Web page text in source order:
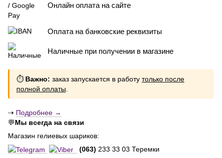
Онлайн оплата на сайте
Оплата на банковские реквизиты
Наличные при получении в магазине
⏱ Важно: заказ запускается в работу только после
полной оплаты
⇢ Подробнее →
💬Мы всегда на связи
Магазин гелиевых шариков:
(063) 233 33 03 Теремки